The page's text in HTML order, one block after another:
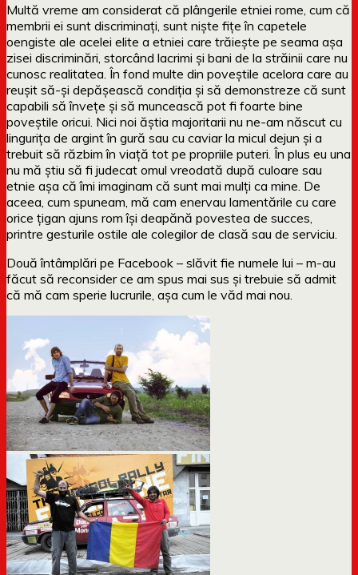
Multă vreme am considerat că plângerile etniei rome, cum că
membrii ei sunt discriminați, sunt niște fițe în capetele
oengiste ale acelei elite a etniei care trăiește pe seama așa
zisei discriminări, storcând lacrimi și bani de la străinii care nu
cunosc realitatea. În fond multe din poveștile acelora care au
reușit să-și depășească condiția și să demonstreze că sunt
capabili să învețe și să muncească pot fi foarte bine
poveștile oricui. Nici noi ăștia majoritarii nu ne-am născut cu
lingurița de argint în gură sau cu caviar la micul dejun și a
trebuit să răzbim în viață tot pe propriile puteri. În plus eu una
nu mă știu să fi judecat omul vreodată după culoare sau
etnie așa că îmi imaginam că sunt mai mulți ca mine. De
aceea, cum spuneam, mă cam enervau lamentările cu care
orice țigan ajuns rom își deapănă povestea de succes,
printre gesturile ostile ale colegilor de clasă sau de serviciu.
Două întâmplări pe Facebook – slăvit fie numele lui – m-au
făcut să reconsider ce am spus mai sus și trebuie să admit
că mă cam sperie lucrurile, așa cum le văd mai nou.